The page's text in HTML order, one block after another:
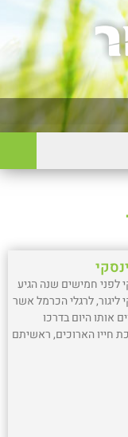
לפני חמישים שנה הגיע
ליגור, לרגלי הכרמל אשר
אותו היום בדרכו
חייו הארוכים, ראשיתם